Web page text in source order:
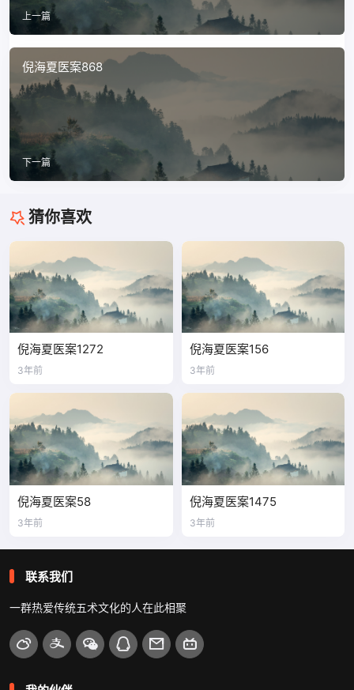
上一篇
倪海夏医案868
下一篇
猜你喜欢
倪海夏医案1272
3年前
倪海夏医案156
3年前
倪海夏医案58
3年前
倪海夏医案1475
3年前
联系我们
一群热爱传统五术文化的人在此相聚